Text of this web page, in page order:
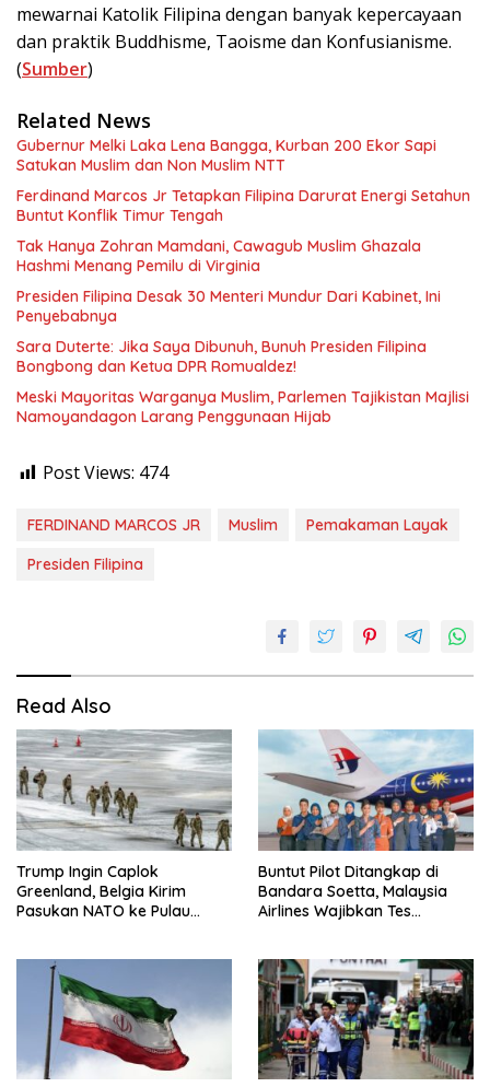
mewarnai Katolik Filipina dengan banyak kepercayaan
dan praktik Buddhisme, Taoisme dan Konfusianisme.
(Sumber)
Related News
Gubernur Melki Laka Lena Bangga, Kurban 200 Ekor Sapi
Satukan Muslim dan Non Muslim NTT
Ferdinand Marcos Jr Tetapkan Filipina Darurat Energi Setahun
Buntut Konflik Timur Tengah
Tak Hanya Zohran Mamdani, Cawagub Muslim Ghazala
Hashmi Menang Pemilu di Virginia
Presiden Filipina Desak 30 Menteri Mundur Dari Kabinet, Ini
Penyebabnya
Sara Duterte: Jika Saya Dibunuh, Bunuh Presiden Filipina
Bongbong dan Ketua DPR Romualdez!
Meski Mayoritas Warganya Muslim, Parlemen Tajikistan Majlisi
Namoyandagon Larang Penggunaan Hijab
Post Views: 474
FERDINAND MARCOS JR Muslim
Pemakaman Layak
Presiden Filipina
Read Also
Trump Ingin Caplok
Greenland, Belgia Kirim
Pasukan NATO ke Pulau
Buntut Pilot Ditangkap di
Bandara Soetta, Malaysia
Airlines Wajibkan Tes